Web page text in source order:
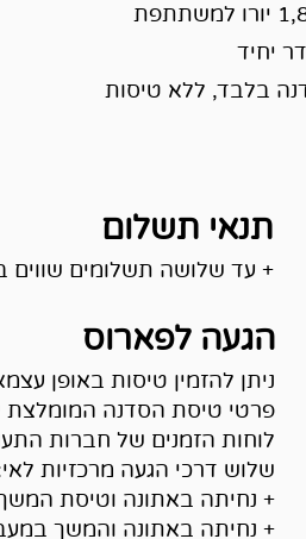
1,815 יורו למשתתפת
יחיד
בלבד, ללא טיסות
תנאי תשלום
+ עד שלושה תשלומים
הגעה לפארוס
ניתן להזמין טיסות באופן
פרטי טיסת הסדנה המומלצת
לוחות הזמנים של חברות
שלוש דרכי הגעה מרכזיות
+ נחיתה באתונה וטיסת
+ נחיתה באתונה והמשך